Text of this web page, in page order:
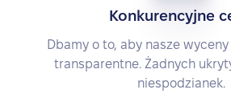
Konkurencyjne
Dbamy o to, aby nasze
transparentne. Żadnych
niespodzianek.